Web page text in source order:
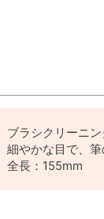
ブラシクリーニン
細やかな目で、
全長：155mm